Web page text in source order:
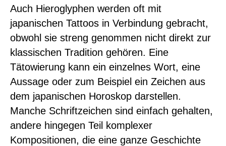
Auch Hieroglyphen werden oft mit
japanischen Tattoos in Verbindung gebracht,
obwohl sie streng genommen nicht direkt zur
klassischen Tradition gehören. Eine
Tätowierung kann ein einzelnes Wort, eine
Aussage oder zum Beispiel ein Zeichen aus
dem japanischen Horoskop darstellen.
Manche Schriftzeichen sind einfach gehalten,
andere hingegen Teil komplexer
Kompositionen, die eine ganze Geschichte